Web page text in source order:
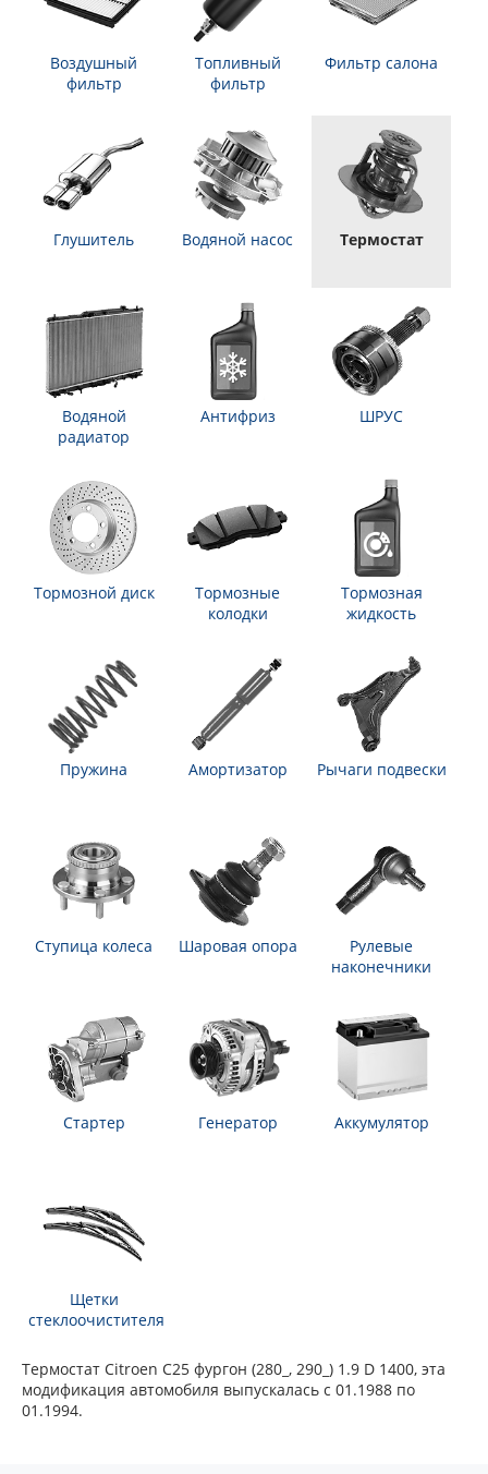
Воздушный
фильтр
Топливный
фильтр
Фильтр салона
Глушитель Водяной насос Термостат
Водяной
радиатор
Антифриз ШРУС
Тормозной диск
Тормозные
колодки
Тормозная
жидкость
Пружина Амортизатор Рычаги подвески
Ступица колеса Шаровая опора
Рулевые
наконечники
Стартер Генератор Аккумулятор
Щетки
стеклоочистителя
Термостат Citroen C25 фургон (280_, 290_) 1.9 D 1400, эта
модификация автомобиля выпускалась с 01.1988 по
01.1994.